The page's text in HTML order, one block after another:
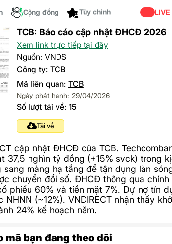
Cộng đồng Tùy chỉnh LIVE
TCB: Báo cáo cập nhật ĐHCĐ 2026
Xem link trực tiếp tại đây
Nguồn: VNDS
Công ty: TCB
Mã liên quan: TCB
Ngày phát hành: 29/04/2026
Số lượt tải về: 15
Tải về
cập nhật ĐHCĐ của TCB.
37,5 nghìn tỷ đồng (+15% svck) trong
sang mảng hạ tầng để tận dụng làn
chuyển đổi số. ĐHCĐ thông qua
phiếu 60% và tiền mặt 7%. Dự nợ tín
NHNN (~12%). VNDIRECT nhận thấy
24% kế hoạch năm.
mã bạn đang theo dõi